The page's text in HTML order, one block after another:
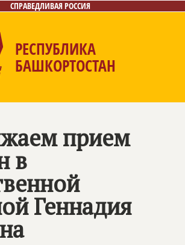
СПРАВЕДЛИВАЯ РОССИЯ
РЕСПУБЛИКА
БАШКОРТОСТАН
прием
в
Геннадия